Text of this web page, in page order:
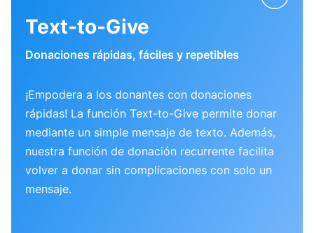
Text-to-Give
Donaciones rápidas, fáciles y repetibles
¡Empodera a los donantes con donaciones
rápidas! La función Text-to-Give permite donar
mediante un simple mensaje de texto. Además,
nuestra función de donación recurrente facilita
volver a donar sin complicaciones con solo un
mensaje.